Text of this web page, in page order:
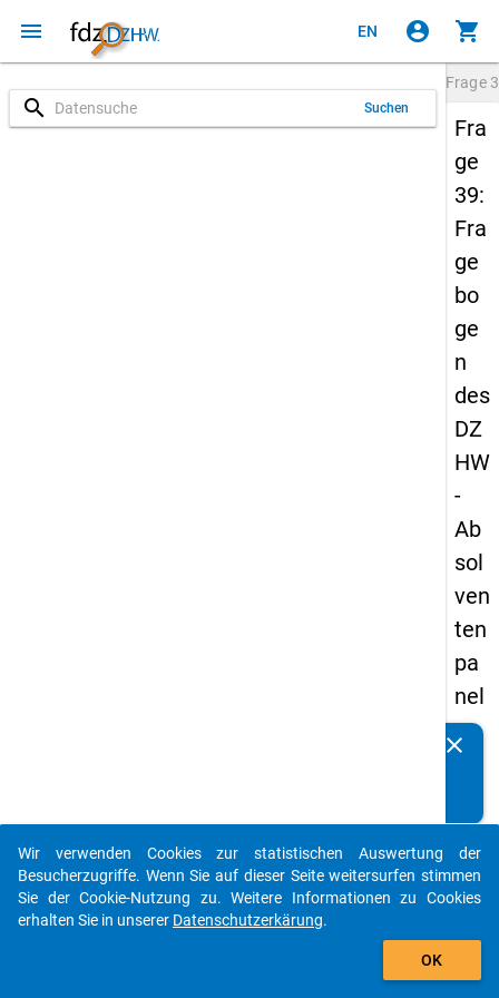
menu EN account_circle shopping_cart
search Suchen
Frage
Fra
ge
39:
Fra
ge
bo
ge
n
des
DZ
HW
-
Ab
sol
ven
ten
pa
nel
s
-
zw
eit
clear
auto_stories
add_shopping_cart
Wir verwenden Cookies zur statistischen Auswertung der
Besucherzugriffe. Wenn Sie auf dieser Seite weitersurfen stimmen
Sie der Cookie-Nutzung zu. Weitere Informationen zu Cookies
erhalten Sie in unserer Datenschutzerkärung.
OK